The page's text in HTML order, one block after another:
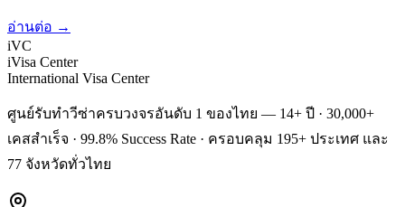
อ่านต่อ →
iVC
iVisa Center
International Visa Center
ศูนย์รับทำวีซ่าครบวงจรอันดับ 1 ของไทย — 14+ ปี · 30,000+
เคสสำเร็จ · 99.8% Success Rate · ครอบคลุม 195+ ประเทศ และ
77 จังหวัดทั่วไทย